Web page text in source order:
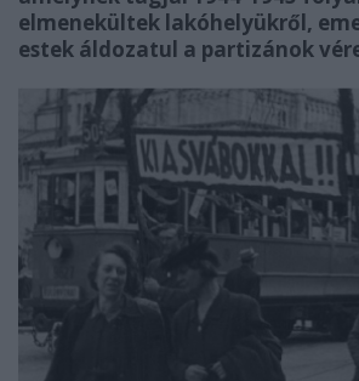
elmenekültek lakóhelyükről,
estek áldozatul a partizánok